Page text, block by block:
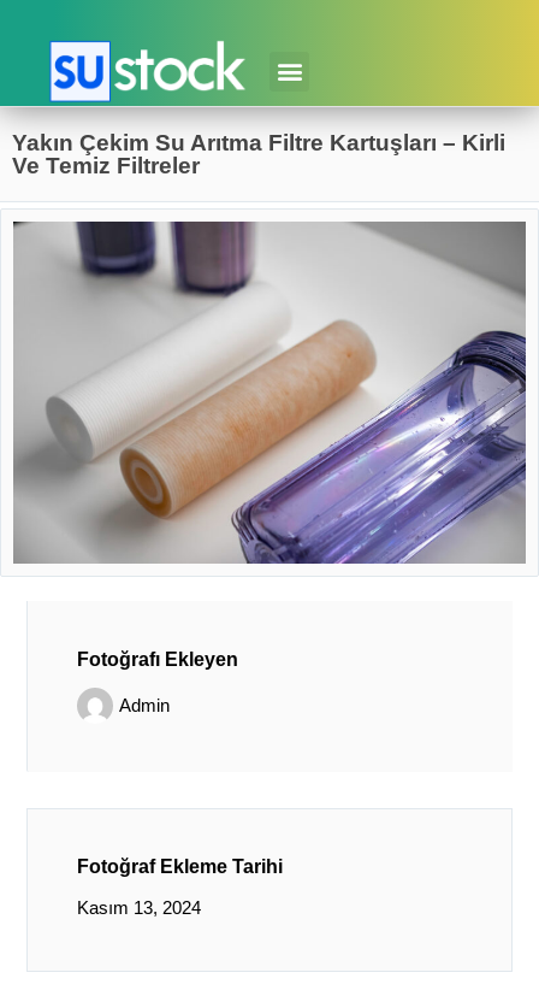
Yakın Çekim Su Arıtma Filtre Kartuşları – Kirli
Ve Temiz Filtreler
Fotoğrafı Ekleyen
Admin
Fotoğraf Ekleme Tarihi
Kasım 13, 2024